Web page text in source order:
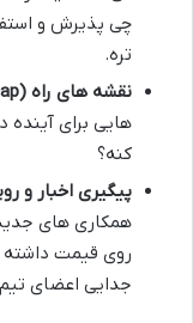
چی پذیرش و
تره.
نقشه های راه (Roadmap) و توسعه های آتی:
هایی برای
کنه؟
پیگیری اخبار و
همکاری های
روی قیمت داشته
جدایی اعضای